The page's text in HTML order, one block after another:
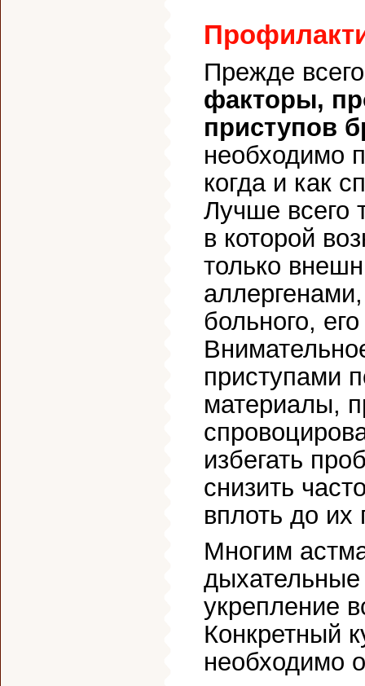
Прежде
факторы,
приступов
необходимо
когда и как
Лучше всего
в которой
только
больного,
приступами
материалы,
избегать
снизить
вплоть до их
Многим
дыхательные
укрепление
Конкретный
необходимо